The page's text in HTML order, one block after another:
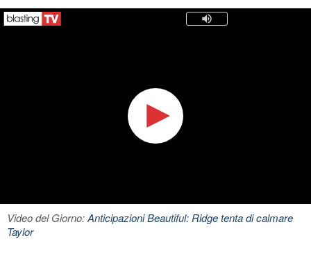
Video del Giorno:Anticipazioni Beautiful: Ridge tenta di calmare
Taylor